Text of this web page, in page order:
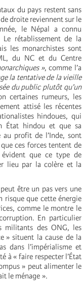
du pays restent sans
droite reviennent sur le
le Népal a connu
Le rétablissement de la
les monarchistes sont
du NC et du Centre
», comme l’a
la tentative de la vieille
du public plutôt qu’un
certaines rumeurs, les
attisé les récentes
hindoues, qui
État hindou et que sa
au profit de l’Inde, sont
ces forces tentent de
que ce type de
lieu par la colère et la
être un pas vers une
risque que cette énergie
comme le montre le
En particulier
militants des ONG, les
» situent la cause de la
dans l’impérialisme et
à « faire respecter l’État
» peut alimenter le
le ménage ».